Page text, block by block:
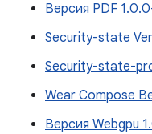
Версия PDF
Security-state
Security-state-
Wear Compose
Версия Webgpu